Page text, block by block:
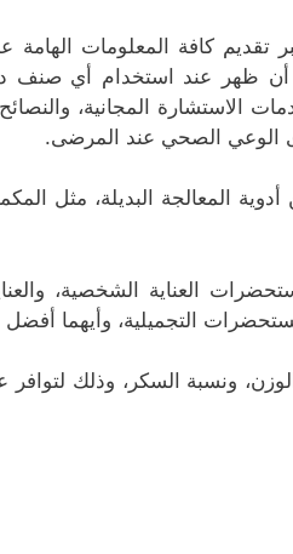
تقديم كافة المعلومات
أن ظهر عند استخدام أي
الاستشارة المجانية، والنصائح
الوعي الصحي عند المرضى.
المعالجة البديلة، مثل
العناية الشخصية،
التجميلية، وأيهما
ونسبة السكر، وذلك لتوافر